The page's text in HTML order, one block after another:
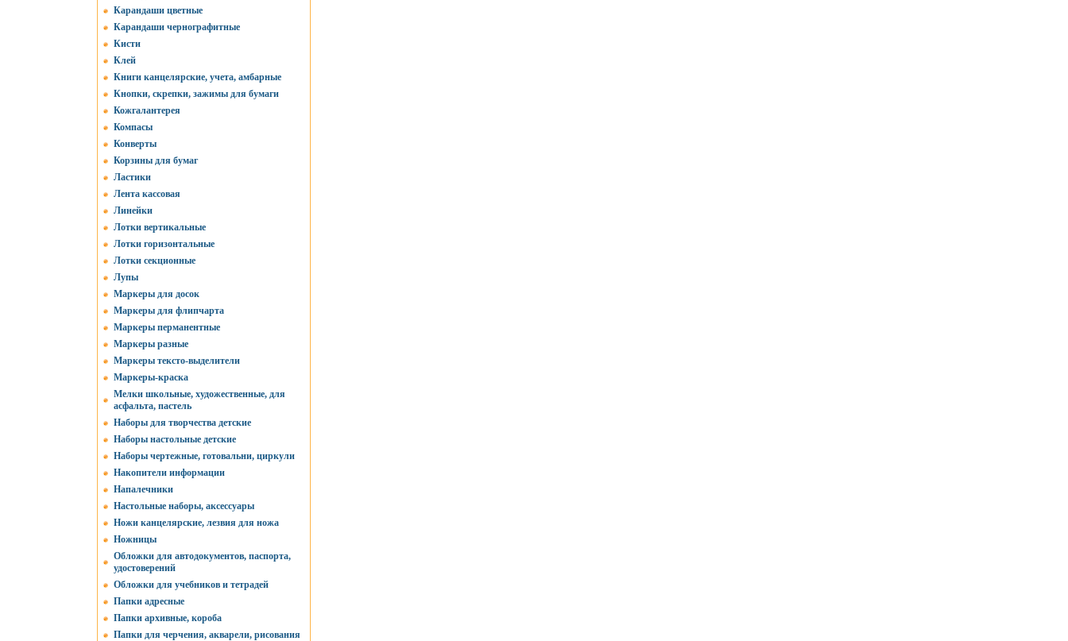
Карандаши цветные
Карандаши чернографитные
Кисти
Клей
Книги канцелярские, учета, амбарные
Кнопки, скрепки, зажимы для бумаги
Кожгалантерея
Компасы
Конверты
Корзины для бумаг
Ластики
Лента кассовая
Линейки
Лотки вертикальные
Лотки горизонтальные
Лотки секционные
Лупы
Маркеры для досок
Маркеры для флипчарта
Маркеры перманентные
Маркеры разные
Маркеры тексто-выделители
Маркеры-краска
Мелки школьные, художественные, для
асфальта, пастель
Наборы для творчества детские
Наборы настольные детские
Наборы чертежные, готовальни, циркули
Накопители информации
Напалечники
Настольные наборы, аксессуары
Ножи канцелярские, лезвия для ножа
Ножницы
Обложки для автодокументов, паспорта,
удостоверений
Обложки для учебников и тетрадей
Папки адресные
Папки архивные, короба
Папки для черчения, акварели, рисования